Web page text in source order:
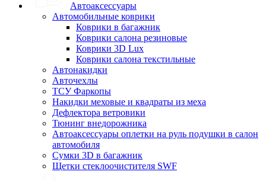
Автоаксессуары
Автомобильные коврики
Коврики в багажник
Коврики салона резиновые
Коврики 3D Lux
Коврики салона текстильные
Автонакидки
Авточехлы
ТСУ Фаркопы
Накидки меховые и квадраты из меха
Дефлектора ветровики
Тюнинг внедорожника
Автоаксессуары оплетки на руль подушки в салон
автомобиля
Сумки 3D в багажник
Щетки стеклоочистителя SWF